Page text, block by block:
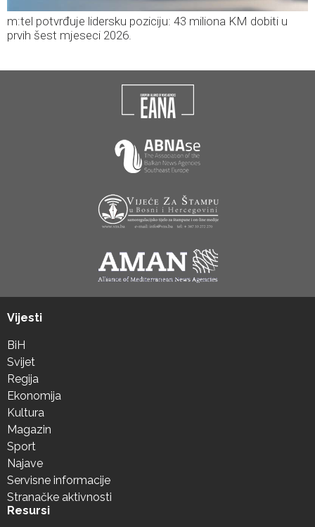
m:tel potvrđuje lidersku poziciju: 43 miliona KM dobiti u
prvih šest mjeseci 2026.
Vijesti
BiH
Svijet
Regija
Ekonomija
Kultura
Magazin
Sport
Najave
Servisne informacije
Stranačke aktivnosti
Resursi